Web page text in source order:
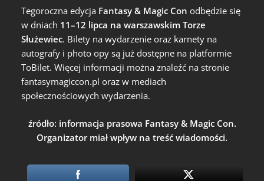
Tegoroczna edycja Fantasy & Magic Con odbędzie się
w dniach 11–12 lipca na warszawskim Torze
Służewiec. Bilety na wydarzenie oraz karnety na
autografy i photo opy są już dostępne na platformie
ToBilet. Więcej informacji można znaleźć na stronie
fantasymagiccon.pl oraz w mediach
społecznościowych wydarzenia.
źródło: informacja prasowa Fantasy & Magic Con.
Organizator miał wpływ na treść wiadomości.